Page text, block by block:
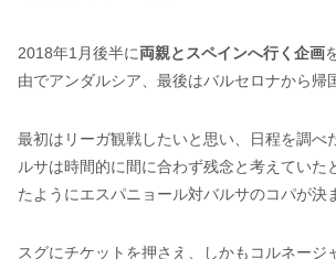
2018年1月後半に両親とスペインへ行く企画
由でアンダルシア、最後はバルセロナから帰
最初はリーガ観戦したいと思い、日程を調べ
ルサは時間的に間に合わず残念と考えていた
たようにエスパニョール対バルサのコパが決
スグにチケットを押さえ、しかもコルネージ